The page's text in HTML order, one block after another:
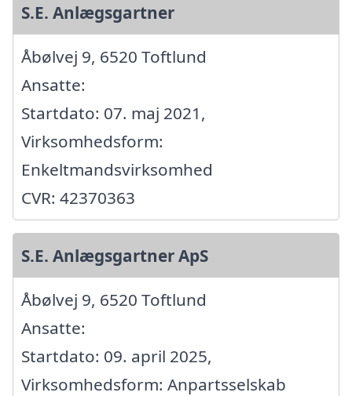
S.E. Anlægsgartner
Åbølvej 9, 6520 Toftlund
Ansatte:
Startdato: 07. maj 2021,
Virksomhedsform:
Enkeltmandsvirksomhed
CVR: 42370363
S.E. Anlægsgartner ApS
Åbølvej 9, 6520 Toftlund
Ansatte:
Startdato: 09. april 2025,
Virksomhedsform: Anpartsselskab